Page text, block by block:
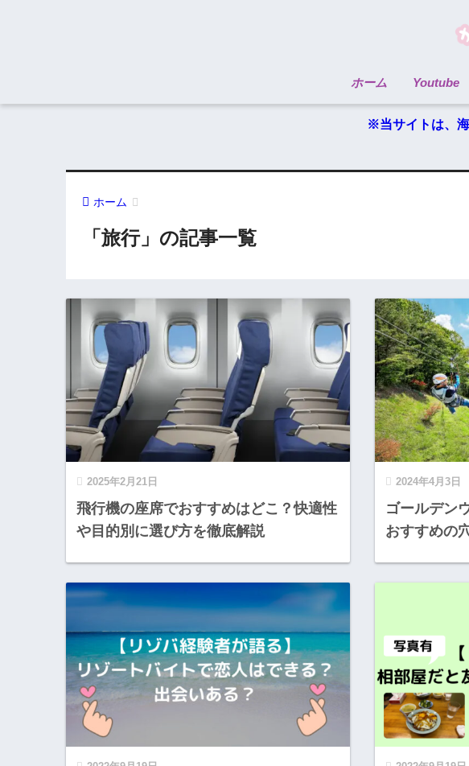
ホーム Youtube
※当サイトは、
ホーム
「旅行」の記事一覧
2025年2月21日
飛行機の座席でおすすめはどこ？快適性
や目的別に選び方を徹底解説
2024年4月3日
ゴールデン
おすすめの